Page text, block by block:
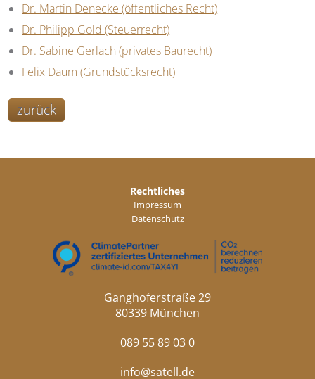
Dr. Martin Denecke (öffentliches Recht)
Dr. Philipp Gold (Steuerrecht)
Dr. Sabine Gerlach (privates Baurecht)
Felix Daum (Grundstücksrecht)
zurück
Rechtliches
Impressum
Datenschutz
Ganghoferstraße 29
80339 München
089 55 89 03 0
info@satell.de